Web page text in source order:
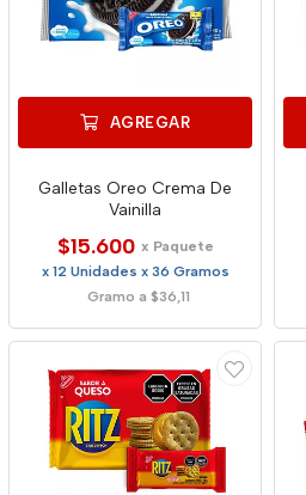
AGREGAR
Galletas Oreo Crema De
Vainilla
$15.600 x Paquete
x 12 Unidades x 36 Gramos
Gramo a $36,11